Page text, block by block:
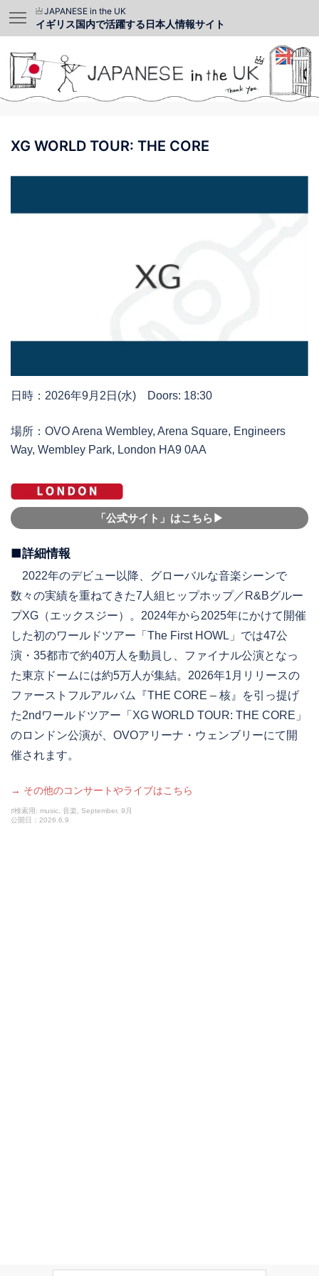
JAPANESE in the UK
イギリス国内で活躍する日本人情報サイト
XG WORLD TOUR: THE CORE
日時：2026年9月2日(水) Doors: 18:30
場所：OVO Arena Wembley, Arena Square, Engineers
Way, Wembley Park, London HA9 0AA
「公式サイト」はこちら▶︎
■詳細情報
2022年のデビュー以降、グローバルな音楽シーンで
数々の実績を重ねてきた7人組ヒップホップ／R&Bグルー
プXG（エックスジー）。2024年から2025年にかけて開催
した初のワールドツアー「The First HOWL」では47公
演・35都市で約40万人を動員し、ファイナル公演となっ
た東京ドームには約5万人が集結。2026年1月リリースの
ファーストフルアルバム『THE CORE – 核』を引っ提げ
た2ndワールドツアー「XG WORLD TOUR: THE CORE」
のロンドン公演が、OVOアリーナ・ウェンブリーにて開
催されます。
→ その他のコンサートやライブはこちら
♯検索用: music, 音楽, September, 9月
公開日：2026.6.9